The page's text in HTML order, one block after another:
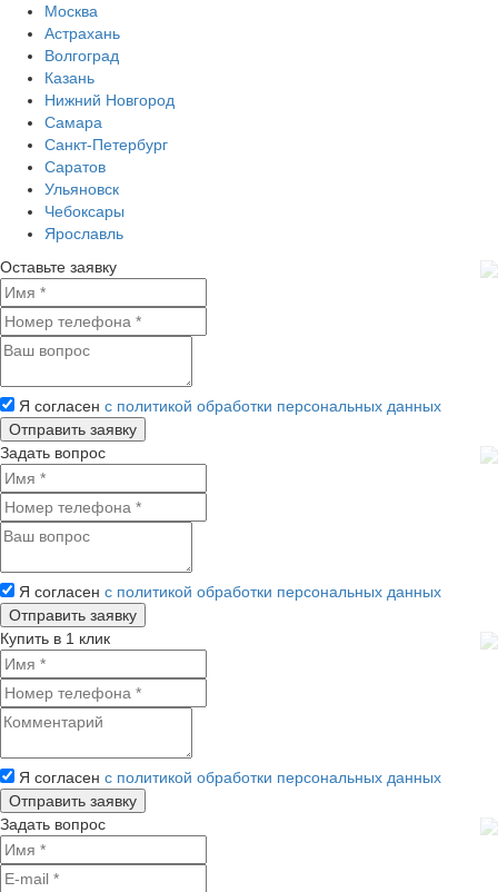
Москва
Астрахань
Волгоград
Казань
Нижний Новгород
Самара
Санкт-Петербург
Саратов
Ульяновск
Чебоксары
Ярославль
Оставьте заявку
Я согласен с политикой обработки персональных данных
Задать вопрос
Я согласен с политикой обработки персональных данных
Купить в 1 клик
Я согласен с политикой обработки персональных данных
Задать вопрос